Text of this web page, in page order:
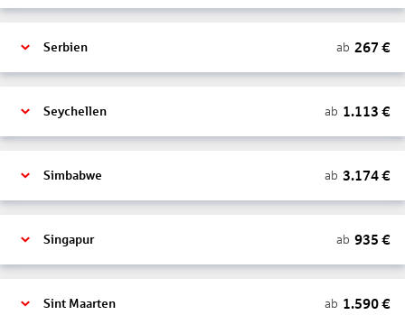
Serbien ab 267 €
Seychellen ab 1.113 €
Simbabwe ab 3.174€
Singapur ab 935 €
Sint Maarten ab 1.590€